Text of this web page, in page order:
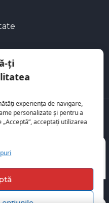
ți
experiența de navigare,
personalizate și pentru a
acceptați utilizarea
opțiunile
peAutoFlux